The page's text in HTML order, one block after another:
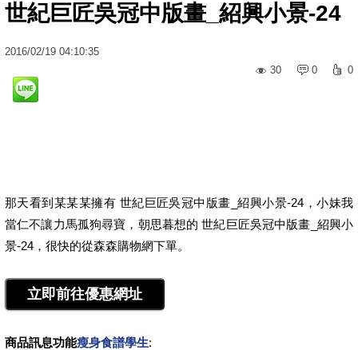
世紀巨匠吳冠中版畫_紹興小景-24
2016/02/19 04:10:35
30
0 0
那天看到某某某擁有 世紀巨匠吳冠中版畫_紹興小景-24，小妹我
當仁不讓力馬孤狗尋寶，朝思暮想的 世紀巨匠吳冠中版畫_紹興小
景-24，很快的從森森購物網下單。
商品訊息功能瘦身食譜學生: